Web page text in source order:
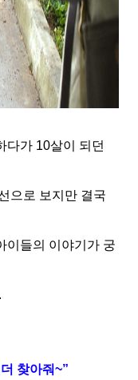
다가 10살이 되던
으로 보지만 결국
이들의 이야기가 궁
.
찾아줘~”